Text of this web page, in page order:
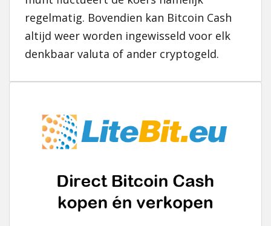
regelmatig. Bovendien kan Bitcoin Cash
altijd weer worden ingewisseld voor elk
denkbaar valuta of ander cryptogeld.